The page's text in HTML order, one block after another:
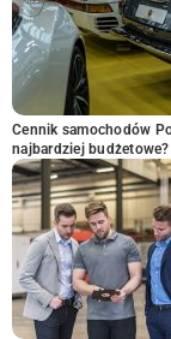
Cennik samochodów
najbardziej budżetowe?